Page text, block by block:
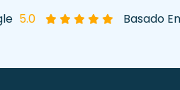
5.0 Basado